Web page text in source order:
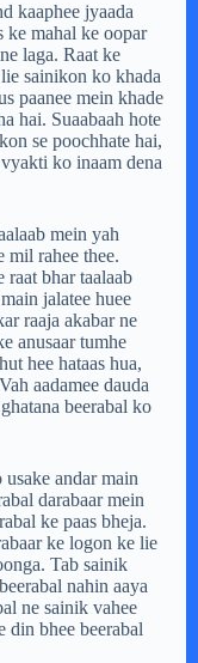
kaaphee jyaada
ke mahal ke oopar
laga. Raat ke
sainikon ko khada
paanee mein khade
hai. Suaabaah hote
se poochhate hai,
ko inaam dena
mein yah
mil rahee thee.
raat bhar taalaab
jalatee huee
raaja akabar ne
anusaar tumhe
hee hataas hua,
aadamee dauda
beerabal ko
andar main
darabaar mein
ke paas bheja.
ke logon ke lie
Tab sainik
nahin aaya
ne sainik vahee
din bhee beerabal